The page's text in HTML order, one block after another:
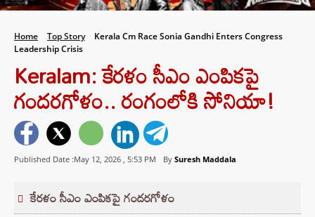
Home Top Story
Kerala Cm Race Sonia Gandhi Enters Congress
Leadership Crisis
Keralam: కేరళం సీఎం ఎంపికపై
గందరగోళం.. రంగంలోకి సోనియా!
Published Date :May 12, 2026 , 5:53 PM By Suresh Maddala
కేరళం సీఎం ఎంపికపై గందరగోళం